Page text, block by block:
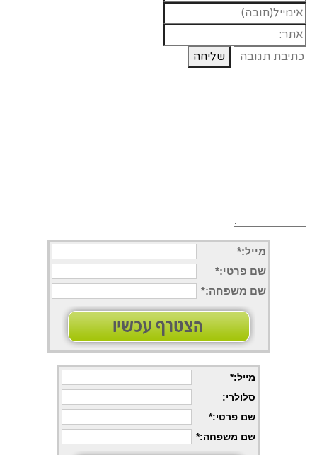
מייל:*
שם פרטי:*
שם משפחה:*
מייל:*
סלולרי:
שם פרטי:*
שם משפחה:*